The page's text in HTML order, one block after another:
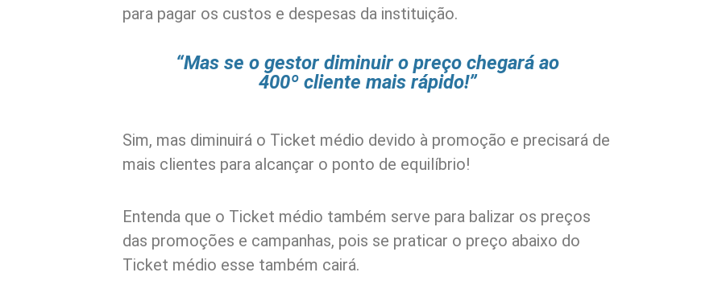
para pagar os custos e despesas da instituição.
“Mas se o gestor diminuir o preço chegará ao
400º cliente mais rápido!”
Sim, mas diminuirá o Ticket médio devido à promoção e precisará de
mais clientes para alcançar o ponto de equilíbrio!
Entenda que o Ticket médio também serve para balizar os preços
das promoções e campanhas, pois se praticar o preço abaixo do
Ticket médio esse também cairá.